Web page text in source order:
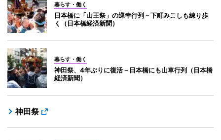
暮らす・働く
日本橋に「山王祭」の巡幸行列－下町みこしも練り歩
く（日本橋経済新聞）
暮らす・働く
神田祭、4年ぶりに復活－日本橋にも山車行列（日本橋
経済新聞）
神田祭